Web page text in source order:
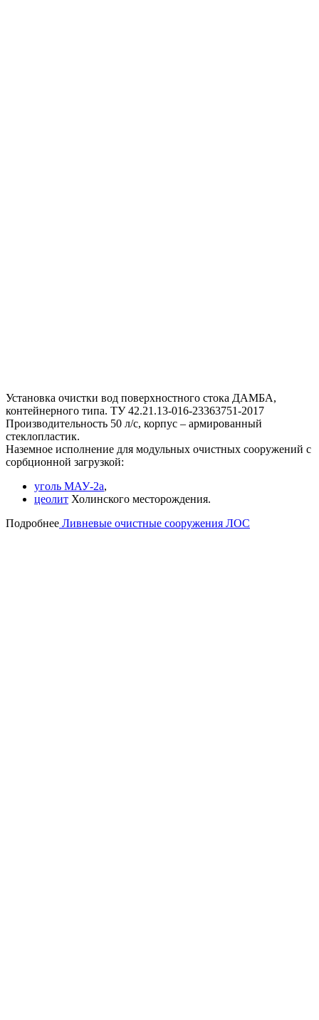
Установка очистки вод поверхностного стока ДАМБА,
контейнерного типа. TУ 42.21.13-016-23363751-2017
Производительность 50 л/с, корпус – армированный
стеклопластик.
Наземное исполнение для модульных очистных сооружений с
сорбционной загрузкой:
уголь МАУ-2а,
цеолит Холинского месторождения.
Подробнее Ливневые очистные сооружения ЛОС